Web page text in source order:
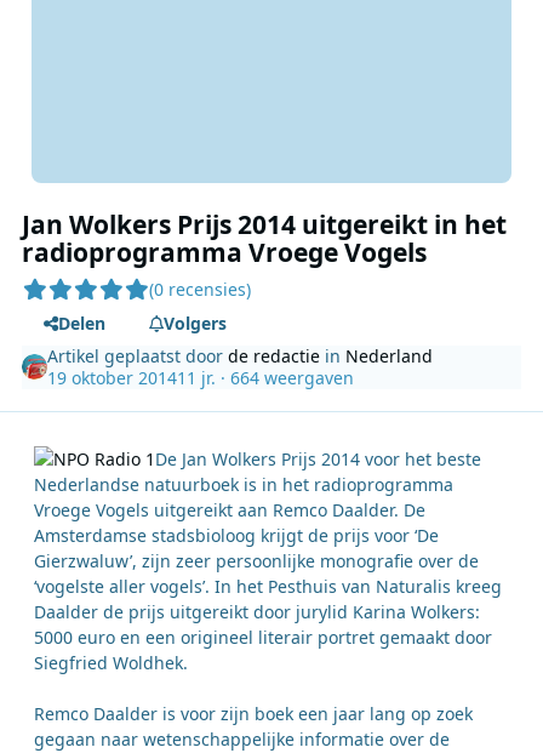
Jan Wolkers Prijs 2014 uitgereikt in het
radioprogramma Vroege Vogels
(0 recensies)
Delen
Volgers
Artikel geplaatst doorde redactie in Nederland
19 oktober 201411 jr. · 664 weergaven
De Jan Wolkers Prijs 2014 voor het beste
Nederlandse natuurboek is in het radioprogramma
Vroege Vogels uitgereikt aan Remco Daalder. De
Amsterdamse stadsbioloog krijgt de prijs voor ‘De
Gierzwaluw’, zijn zeer persoonlijke monografie over de
‘vogelste aller vogels’. In het Pesthuis van Naturalis kreeg
Daalder de prijs uitgereikt door jurylid Karina Wolkers:
5000 euro en een origineel literair portret gemaakt door
Siegfried Woldhek.
Remco Daalder is voor zijn boek een jaar lang op zoek
gegaan naar wetenschappelijke informatie over de